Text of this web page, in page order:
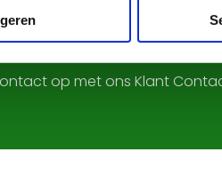
op met ons Klant